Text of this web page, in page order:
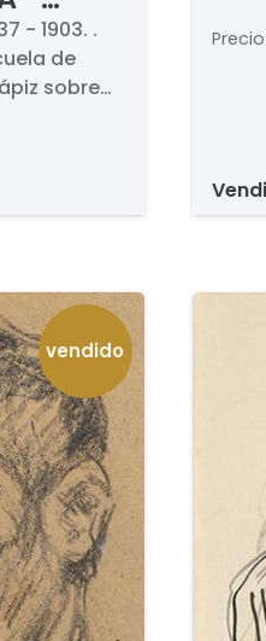
de la
de
- 1903. .
de
sobre
vendido